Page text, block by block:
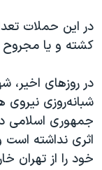
در این حملات
کشته و یا مجروح
در روزهای اخیر،
شبانه‌روزی نیروی
جمهوری اسلامی
اثری نداشته
خود را از تهران